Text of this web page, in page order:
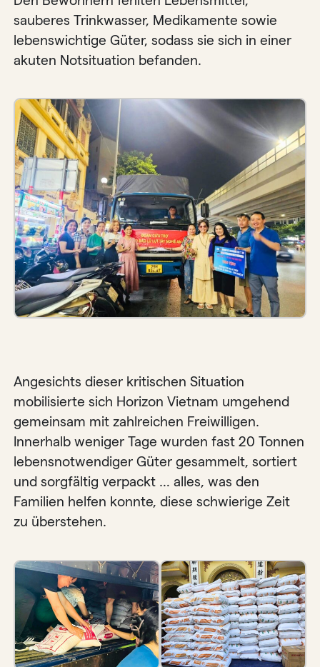
sauberes Trinkwasser, Medikamente sowie
lebenswichtige Güter, sodass sie sich in einer
akuten Notsituation befanden.
Angesichts dieser kritischen Situation
mobilisierte sich Horizon Vietnam umgehend
gemeinsam mit zahlreichen Freiwilligen.
Innerhalb weniger Tage wurden fast 20 Tonnen
lebensnotwendiger Güter gesammelt, sortiert
und sorgfältig verpackt … alles, was den
Familien helfen konnte, diese schwierige Zeit
zu überstehen.